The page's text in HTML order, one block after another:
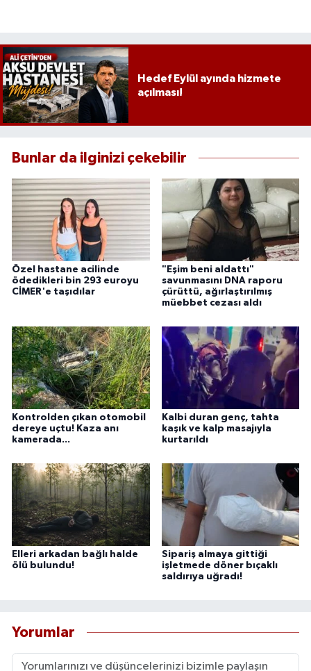
Hedef Eylül ayında hizmete
açılması!
Bunlar da ilginizi çekebilir
Özel hastane acilinde
ödedikleri bin 293 euroyu
CİMER'e taşıdılar
"Eşim beni aldattı"
savunmasını DNA raporu
çürüttü, ağırlaştırılmış
müebbet cezası aldı
Kontrolden çıkan otomobil
dereye uçtu! Kaza anı
kamerada...
Kalbi duran genç, tahta
kaşık ve kalp masajıyla
kurtarıldı
Elleri arkadan bağlı halde
ölü bulundu!
Sipariş almaya gittiği
işletmede döner bıçaklı
saldırıya uğradı!
Yorumlar